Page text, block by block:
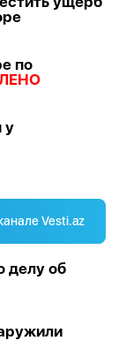
по
у
Vesti.az
делу об